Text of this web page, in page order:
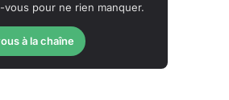
pour ne rien manquer.
à la chaîne